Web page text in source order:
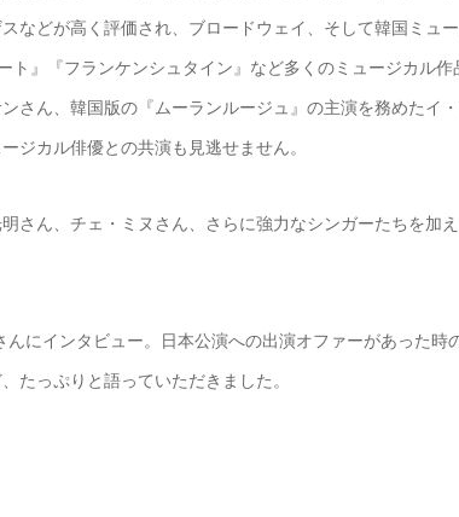
などが高く評価され、ブロードウェイ、そして韓国ミュ
ト』『フランケンシュタイン』など多くのミュージカル
さん、韓国版の『ムーランルージュ』の主演を務めたイ
ジカル俳優との共演も見逃せません。
さん、チェ・ミヌさん、さらに強力なシンガーたちを加え
んにインタビュー。日本公演への出演オファーがあった
たっぷりと語っていただきました。